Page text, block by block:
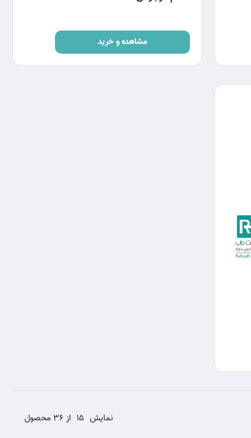
مشاهده و خرید
نمایش 15 از 36 محصول